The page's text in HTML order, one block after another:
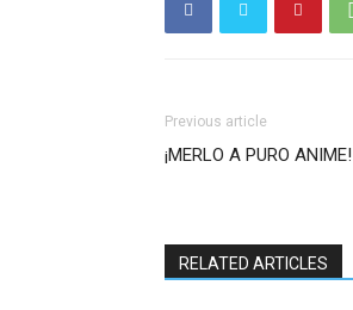
Previous article
¡MERLO A PURO ANIME!
RELATED ARTICLES